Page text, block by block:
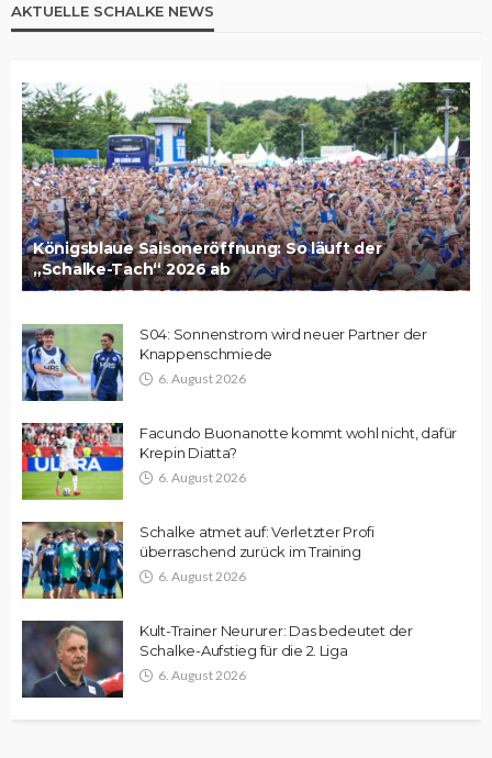
AKTUELLE SCHALKE NEWS
Königsblaue Saisoneröffnung: So läuft der
„Schalke-Tach“ 2026 ab
S04: Sonnenstrom wird neuer Partner der
Knappenschmiede
6. August 2026
Facundo Buonanotte kommt wohl nicht, dafür
Krepin Diatta?
6. August 2026
Schalke atmet auf: Verletzter Profi
überraschend zurück im Training
6. August 2026
Kult-Trainer Neururer: Das bedeutet der
Schalke-Aufstieg für die 2. Liga
6. August 2026